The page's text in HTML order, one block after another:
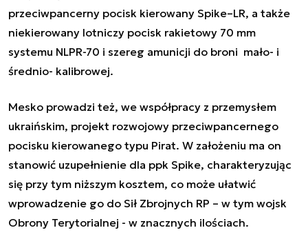
przeciwpancerny pocisk kierowany Spike–LR, a także
niekierowany lotniczy pocisk rakietowy 70 mm
systemu NLPR-70 i szereg amunicji do broni mało- i
średnio- kalibrowej.
Mesko prowadzi też, we współpracy z przemysłem
ukraińskim, projekt rozwojowy przeciwpancernego
pocisku kierowanego typu Pirat. W założeniu ma on
stanowić uzupełnienie dla ppk Spike, charakteryzując
się przy tym niższym kosztem, co może ułatwić
wprowadzenie go do Sił Zbrojnych RP – w tym wojsk
Obrony Terytorialnej - w znacznych ilościach.